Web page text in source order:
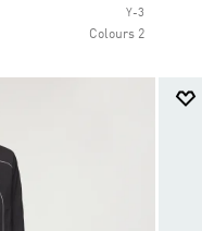
Selected
Y-3
2 Colours